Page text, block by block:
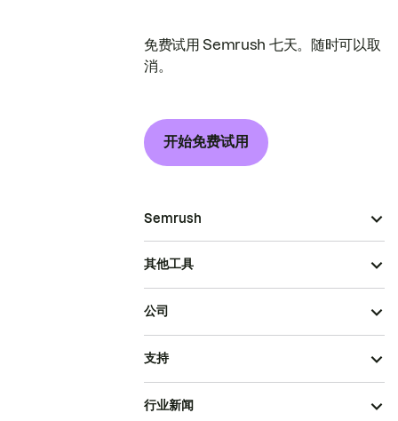
免费试用 Semrush 七天。随时可以取
消。
开始免费试用
Semrush
其他工具
公司
支持
行业新闻